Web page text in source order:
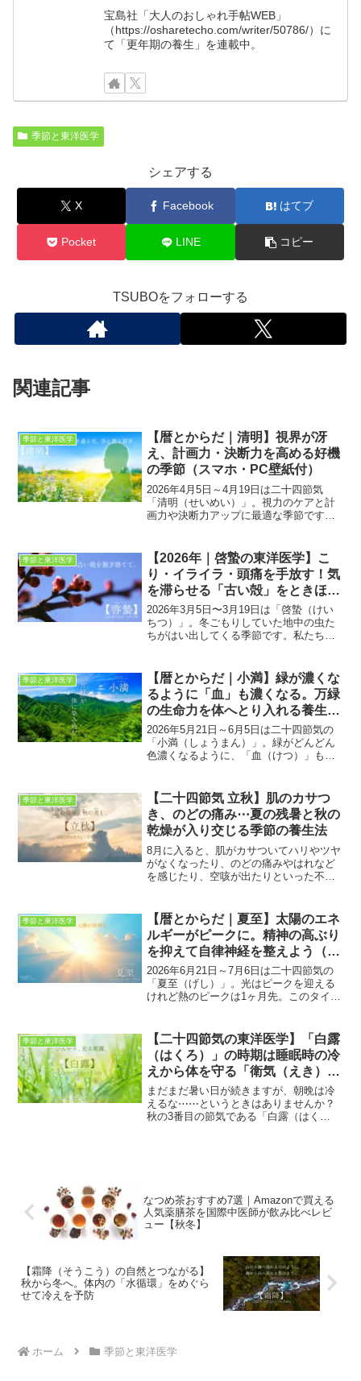
宝島社「大人のおしゃれ手帖WEB」
（https://osharetecho.com/writer/50786/）に
て「更年期の養生」を連載中。
季節と東洋医学
シェアする
X Facebook はてブ
Pocket LINE コピー
TSUBOをフォローする
関連記事
季節と東洋医学
【暦とからだ｜清明】視界が冴
え、計画力・決断力を高める好機
の季節（スマホ・PC壁紙付）
2026年4月5日～4月19日は二十四節気
「清明（せいめい）」。視力のケアと計
画力や決断力アップに最適な季節です。
季節と東洋医学
【2026年｜啓蟄の東洋医学】こ
り・イライラ・頭痛を手放す！気
を滞らせる「古い殻」をときほぐ
す養生法（スマホ壁紙付）
2026年3月5日〜3月19日は「啓蟄（けい
ちつ）」。冬ごもりしていた地中の虫た
ちがはい出してくる季節です。私たちも
て、心身を伸びやかに開放していきまし
ょう。啓蟄カレンダースマホ壁紙付。
季節と東洋医学
【暦とからだ｜小満】緑が濃くな
るように「血」も濃くなる。万緑
の生命力を体へとり入れる養生法
とは（スマホ・PC壁紙付）
2026年5月21日～6月5日は二十四節気の
「小満（しょうまん）」。緑がどんどん
色濃くなるように、「血（けつ）」も色
季節と東洋医学
【二十四節気 立秋】肌のカサつ
き、のどの痛み⋯夏の残暑と秋の
乾燥が入り交じる季節の養生法
8月に入ると、肌がカサついてハリやツヤ
がなくなったり、のどの痛みやはれなど
を感じたり、空咳が出たりといった不調
えて秋に入り、少しずつ空気が乾燥しは
じめているから。猛暑が続...
季節と東洋医学
【暦とからだ｜夏至】太陽のエネ
ルギーがピークに。精神の高ぶり
を抑えて自律神経を整えよう（ス
マホ・PC壁紙付）
2026年6月21日～7月6日は二十四節気の
「夏至（げし）」。光はピークを迎える
けれど熱のピークは1ヶ月先。このタイム
季節と東洋医学
【二十四節気の東洋医学】「白露
（はくろ）」の時期は睡眠時の冷
えから体を守る「衛気（えき）」
を強化
まだまだ暑い日が続きますが、朝晩は冷
えるな⋯⋯というときはありませんか？
秋の3番目の節気である「白露（はく
なつめ茶おすすめ7選｜Amazonで買える
人気薬膳茶を国際中医師が飲み比べレビ
ュー【秋冬】
【霜降（そうこう）の自然とつながる】
秋から冬へ。体内の「水循環」をめぐら
せて冷えを予防
ホーム 季節と東洋医学